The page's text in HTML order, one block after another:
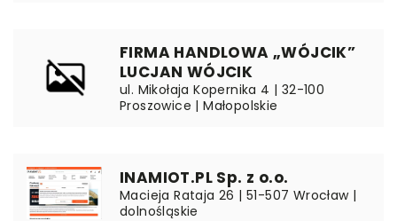
FIRMA HANDLOWA „WÓJCIK”
LUCJAN WÓJCIK
ul. Mikołaja Kopernika 4 | 32-100
Proszowice | Małopolskie
INAMIOT.PL Sp. z o.o.
Macieja Rataja 26 | 51-507 Wrocław |
dolnośląskie